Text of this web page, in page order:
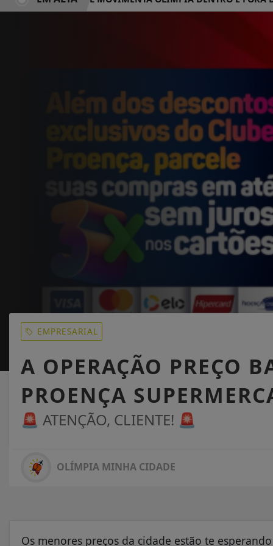
EMPRESARIAL
A OPERAÇÃO PREÇO
PROENÇA
🚨 ATENÇÃO, CLIENTE! 🚨
OLÍMPIA MINHA CIDADE
Os menores preços da cidade estão te